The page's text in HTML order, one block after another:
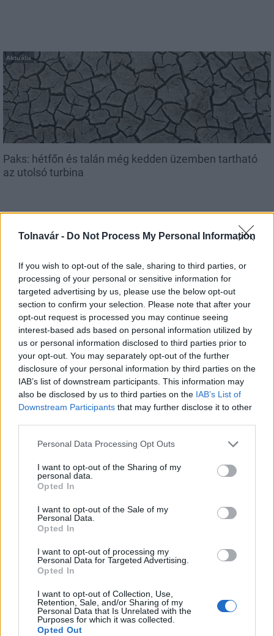
Tolnavár - Do Not Process My Personal Information
If you wish to opt-out of the sale, sharing to third parties, or
processing of your personal or sensitive information for
targeted advertising by us, please use the below opt-out
section to confirm your selection. Please note that after your
opt-out request is processed you may continue seeing
interest-based ads based on personal information utilized by
us or personal information disclosed to third parties prior to
your opt-out. You may separately opt-out of the further
disclosure of your personal information by third parties on the
IAB’s list of downstream participants. This information may
also be disclosed by us to third parties on the IAB’s List of
Downstream Participants that may further disclose it to other
Please note that this website/app uses one or more Google
not limited to your visit or usage behaviour. You may click to
grant or deny consent to Google and its third-party tags to
use your data for below specified purposes in below Google
consent section.
Personal Data Processing Opt Outs
I want to opt-out of the Sharing of my
personal data.
Opted In
I want to opt-out of the Sale of my
Personal Data.
Opted In
I want to opt-out of processing my
Personal Data for Targeted Advertising.
Opted In
I want to opt-out of Collection, Use,
Retention, Sale, and/or Sharing of my
Personal Data that Is Unrelated with the
Purposes for which it was collected.
Opted Out
Aktuális
Paks: hétfőn és talán még kedden üzemben tartható
az utolsó turbina
Az atomerőmű egyetlen hatása a környezetre, hogy a
Duna vizét némileg felmelegíti